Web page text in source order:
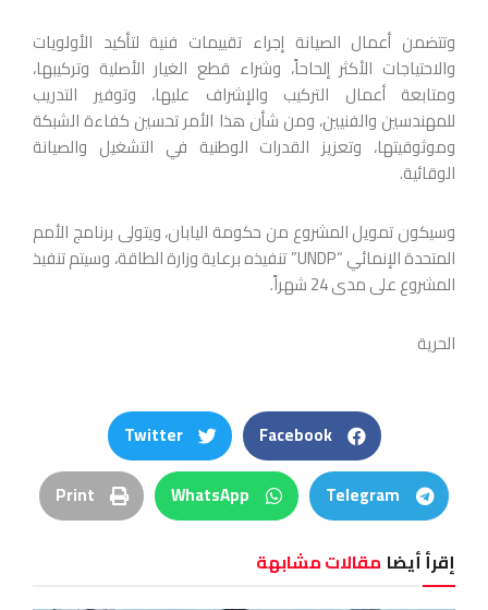
وتتضمن أعمال الصيانة إجراء تقييمات فنية لتأكيد الأولويات
والاحتياجات الأكثر إلحاحاً، وشراء قطع الغيار الأصلية وتركيبها،
ومتابعة أعمال التركيب والإشراف عليها، وتوفير التدريب
للمهندسين والفنيين، ومن شأن هذا الأمر تحسين كفاءة الشبكة
وموثوقيتها، وتعزيز القدرات الوطنية في التشغيل والصيانة
الوقائية.
وسيكون تمويل المشروع من حكومة اليابان، ويتولى برنامج الأمم
المتحدة الإنمائي “UNDP” تنفيذه برعاية وزارة الطاقة، وسيتم تنفيذ
المشروع على مدى 24 شهراً.
الحرية
Facebook
Twitter
Telegram
WhatsApp
Print
إقرأ أيضا مقالات مشابهة